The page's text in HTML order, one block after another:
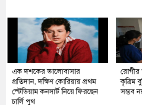
এক দশকের ভালোবাসার
প্রতিদান, দক্ষিণ কোরিয়ায় প্রথম
স্টেডিয়াম কনসার্ট নিয়ে ফিরছেন
চার্লি পুথ
রোগীর
কৃত্রিম
সম্ভব